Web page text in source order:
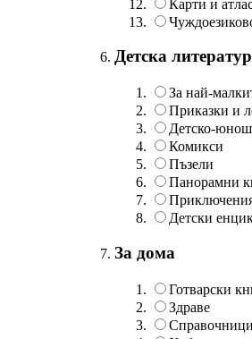
Карти и
Детска
За най-
Приказки и
Детско-
Комикси
Пъзели
Панорамни
Детски
За дома
Готварски
Здраве
Справочници